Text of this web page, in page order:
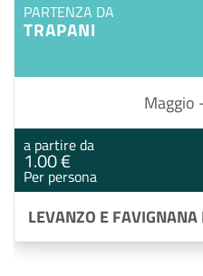
PARTENZA DA
TRAPANI
Maggio
a partire da
1.00 €
Per persona
LEVANZO E